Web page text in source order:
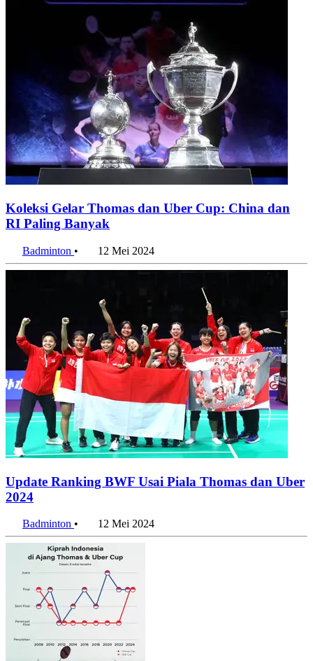
Koleksi Gelar Thomas dan Uber Cup: China dan
RI Paling Banyak
Badminton • 12 Mei 2024
Update Ranking BWF Usai Piala Thomas dan Uber
2024
Badminton • 12 Mei 2024